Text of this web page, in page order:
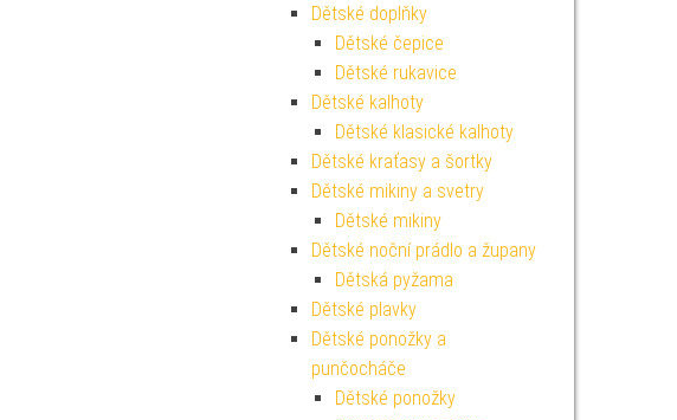
Dětské doplňky
Dětské čepice
Dětské rukavice
Dětské kalhoty
Dětské klasické kalhoty
Dětské kraťasy a šortky
Dětské mikiny a svetry
Dětské mikiny
Dětské noční prádlo a župany
Dětská pyžama
Dětské plavky
Dětské ponožky a
punčocháče
Dětské ponožky